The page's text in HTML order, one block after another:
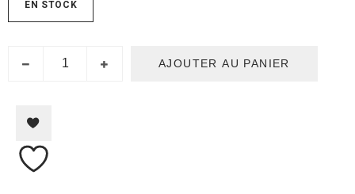
EN STOCK
AJOUTER AU PANIER